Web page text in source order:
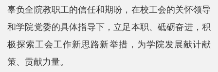
辜负全院教职工的信任和期盼，在校工会的关怀领导
和学院党委的具体指导下，立足本职、砥砺奋进，积
极探索工会工作新思路新举措，为学院发展献计献
策、贡献力量。